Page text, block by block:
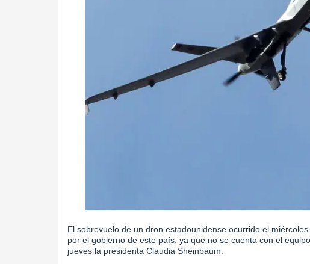
El sobrevuelo de un dron estadounidense ocurrido el
por el gobierno de este país, ya que no se cuenta con el
jueves la presidenta Claudia Sheinbaum.